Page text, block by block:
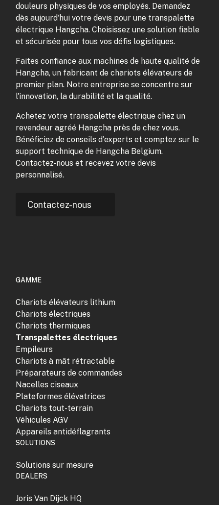
douleurs physiques de vos employés. Demandez
dès aujourd'hui votre devis pour une transpalette
électrique Hangcha. Choisissez une solution fiable
et sécurisée pour tous vos défis logistiques.
Faites confiance aux machines de haute qualité de
Hangcha, un fabricant de chariots élévateurs de
premier plan. Notre entreprise se concentre sur
l'innovation, la durabilité et la qualité.
Achetez votre transpalette électrique chez un
revendeur agréé Hangcha près de chez vous.
Bénéficiez de conseils d'experts et comptez sur le
support technique de Hangcha Belgium.
Contactez-nous et recevez votre devis
personnalisé.
Contactez-nous
GAMME
Chariots élévateurs lithium
Chariots électriques
Chariots thermiques
Transpalettes électriques
Empileurs
Chariots à mât rétractable
Préparateurs de commandes
Nacelles ciseaux
Plateformes élévatrices
Chariots tout-terrain
Véhicules AGV
Appareils antidéflagrants
SOLUTIONS
Solutions sur mesure
DEALERS
Joris Van Dijck HQ